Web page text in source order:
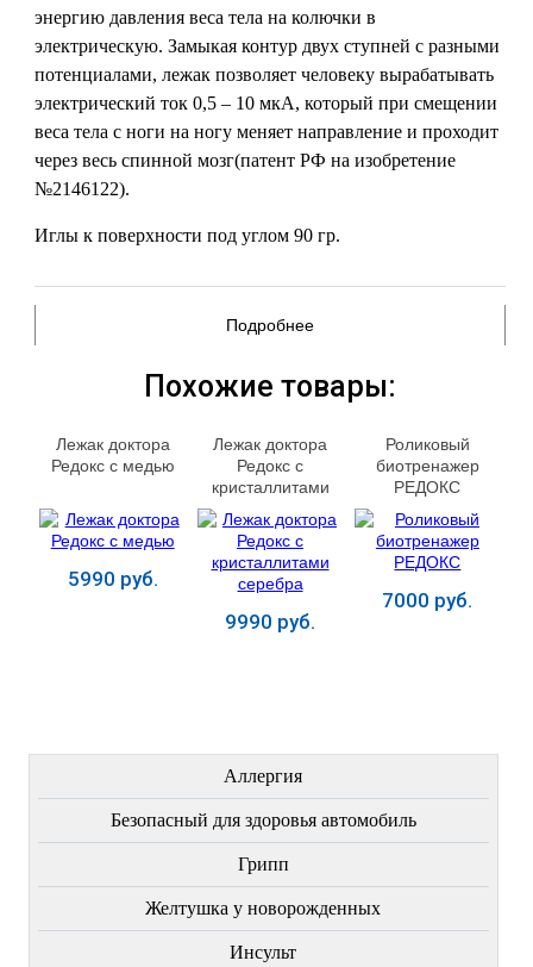
энергию давления веса тела на колючки в
электрическую. Замыкая контур двух ступней с разными
потенциалами, лежак позволяет человеку вырабатывать
электрический ток 0,5 – 10 мкА, который при смещении
веса тела с ноги на ногу меняет направление и проходит
через весь спинной мозг(патент РФ на изобретение
№2146122).
Иглы к поверхности под углом 90 гр.
Подробнее
Похожие товары:
Лежак доктора
Редокс с медью
5990 руб.
Лежак доктора
Редокс с
кристаллитами
9990 руб.
Роликовый
биотренажер
РЕДОКС
7000 руб.
Аллергия
Безопасный для здоровья автомобиль
Грипп
Желтушка у новорожденных
Инсульт